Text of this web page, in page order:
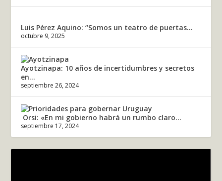
Luis Pérez Aquino: “Somos un teatro de puertas...
octubre 9, 2025
Ayotzinapa: 10 años de incertidumbres y secretos
en...
septiembre 26, 2024
Orsi: «En mi gobierno habrá un rumbo claro...
septiembre 17, 2024